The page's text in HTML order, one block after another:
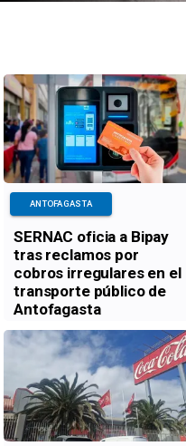
SERNAC oficia a Bipay
tras reclamos por
cobros irregulares en el
transporte público de
Antofagasta
ANTOFAGASTA